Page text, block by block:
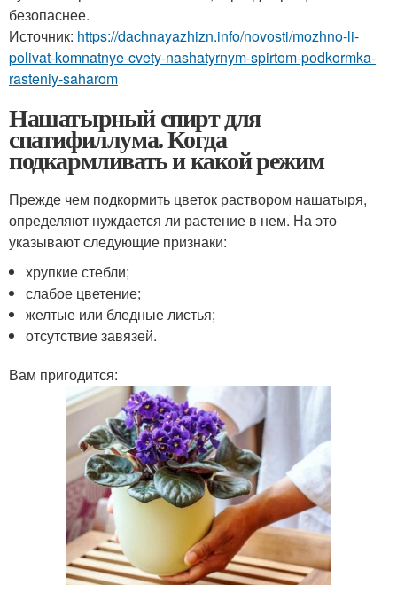
безопаснее.
Источник: https://dachnayazhizn.info/novosti/mozhno-li-
polivat-komnatnye-cvety-nashatyrnym-spirtom-podkormka-
rasteniy-saharom
Нашатырный спирт для
спатифиллума. Когда
подкармливать и какой режим
Прежде чем подкормить цветок раствором нашатыря,
определяют нуждается ли растение в нем. На это
указывают следующие признаки:
хрупкие стебли;
слабое цветение;
желтые или бледные листья;
отсутствие завязей.
Вам пригодится: